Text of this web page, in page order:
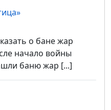
о бане жар
начало войны
баню жар [...]